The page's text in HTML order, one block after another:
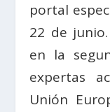
portal
22 de
en la
expertas
Unión